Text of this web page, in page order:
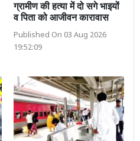
ग्रामीण की हत्या में दो सगे भाइयों
व पिता को आजीवन कारावास
Published On 03 Aug 2026
19:52:09